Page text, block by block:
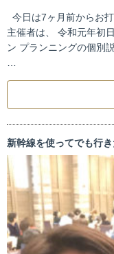
今日は7ヶ月前からお
主催者は、 令和元年初
ン プランニングの個別
新幹線を使ってでも行